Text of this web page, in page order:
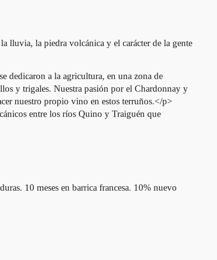
lluvia, la piedra volcánica y el carácter de la gente
dedicaron a la agricultura, en una zona de
y trigales. Nuestra pasión por el Chardonnay y
nuestro propio vino en estos terruños.</p>
entre los ríos Quino y Traiguén que
10 meses en barrica francesa. 10% nuevo